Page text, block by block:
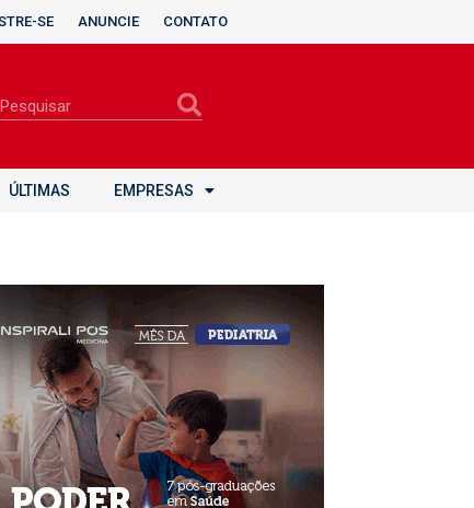
SE ANUNCIE CONTATO
ÚLTIMAS EMPRESAS